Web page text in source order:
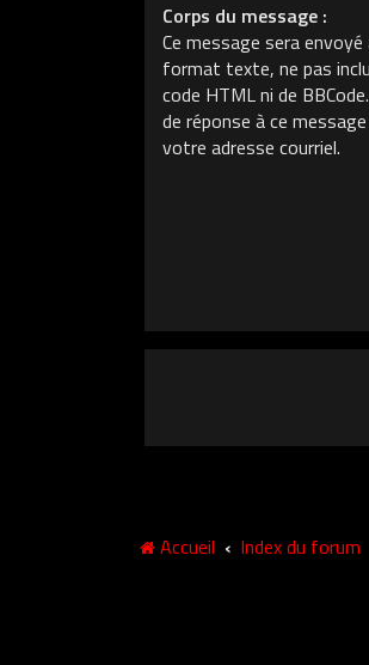
Corps du message :
Ce message sera envoyé
format texte, ne pas
code HTML ni de
de réponse à ce
votre adresse courriel.
Accueil Index du forum